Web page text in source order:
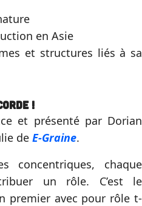
en Asie
et structures liés à sa
!
et présenté par Dorian
de E-Graine.
concentriques, chaque
un rôle. C’est le
premier avec pour rôle t-